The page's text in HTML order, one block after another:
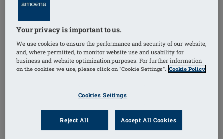
Référence de l'article: 45122 Floria SBP
Your privacy is important to us.
We use cookies to ensure the performance and security of our website,
and, where permitted, to monitor website use and usability for
business and website optimization purposes. For further information
on the cookies we use, please click on "Cookie Settings". Cookie Policy
Cookies Settings
Reject All Accept All Cookies